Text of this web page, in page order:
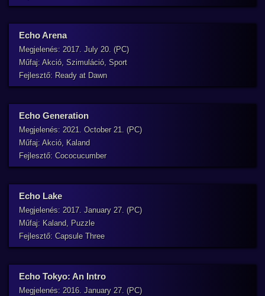
Echo Arena
Megjelenés: 2017. July 20. (PC)
Műfaj: Akció, Szimuláció, Sport
Fejlesztő: Ready at Dawn
Echo Generation
Megjelenés: 2021. October 21. (PC)
Műfaj: Akció, Kaland
Fejlesztő: Cococucumber
Echo Lake
Megjelenés: 2017. January 27. (PC)
Műfaj: Kaland, Puzzle
Fejlesztő: Capsule Three
Echo Tokyo: An Intro
Megjelenés: 2016. January 27. (PC)